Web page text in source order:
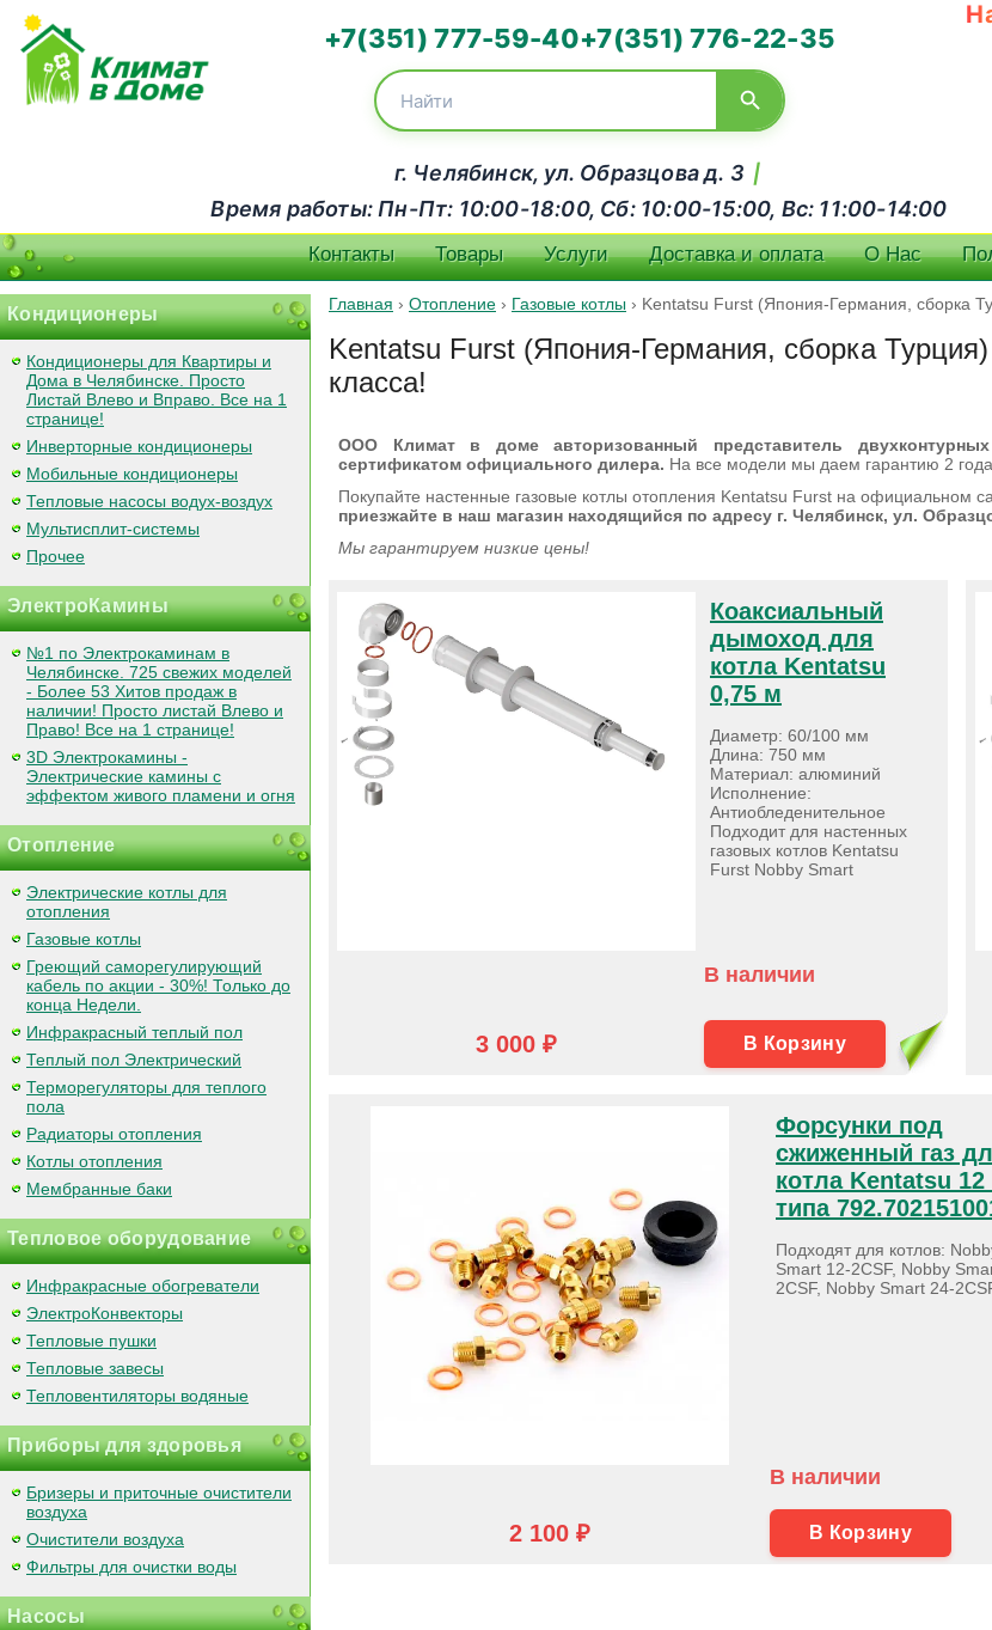
+7(351) 777-59-40+7(351) 776-22-35
г. Челябинск, ул. Образцова д. 3 |
Время работы: Пн-Пт: 10:00-18:00, Сб: 10:00-15:00, Вс: 11:00-14:00
Контакты Товары Услуги Доставка и оплата О Нас
Кондиционеры
Кондиционеры для Квартиры и
Дома в Челябинске. Просто
Листай Влево и Вправо. Все на 1
странице!
Инверторные кондиционеры
Мобильные кондиционеры
Тепловые насосы водух-воздух
Мультисплит-системы
Прочее
ЭлектроКамины
№1 по Электрокаминам в
Челябинске. 725 свежих моделей
- Более 53 Хитов продаж в
наличии! Просто листай Влево и
Право! Все на 1 странице!
3D Электрокамины -
Электрические камины с
эффектом живого пламени и огня
Отопление
Электрические котлы для
отопления
Газовые котлы
Греющий саморегулирующий
кабель по акции - 30%! Только до
конца Недели.
Инфракрасный теплый пол
Теплый пол Электрический
Терморегуляторы для теплого
пола
Радиаторы отопления
Котлы отопления
Мембранные баки
Тепловое оборудование
Инфракрасные обогреватели
ЭлектроКонвекторы
Тепловые пушки
Тепловые завесы
Тепловентиляторы водяные
Приборы для здоровья
Бризеры и приточные очистители
воздуха
Очистители воздуха
Фильтры для очистки воды
Насосы
Главная › Отопление › Газовые котлы › Kentatsu Furst (Япония-Германия, сборка
Kentatsu Furst (Япония-Германия, сборка
класса!
ООО Климат в доме авторизованный представитель
сертификатом официального дилера. На все модели мы даем гарантию 2 года.
Покупайте настенные газовые котлы отопления Kentatsu Furst на официальном
приезжайте в наш магазин находящийся по адресу г. Челябинск, ул.
Мы гарантируем низкие цены!
Коаксиальный
дымоход для
котла Kentatsu
0,75 м
Диаметр: 60/100 мм
Длина: 750 мм
Материал: алюминий
Исполнение:
Антиобледенительное
Подходит для настенных
газовых котлов Kentatsu
Furst Nobby Smart
В наличии
3 000 ₽ В Корзину
Форсунки под
сжиженный газ
котла Kentatsu 12
типа
Подходят для котлов:
Smart 12-2CSF, Nobby
2CSF, Nobby Smart 24-
В наличии
2 100 ₽ В Корзину